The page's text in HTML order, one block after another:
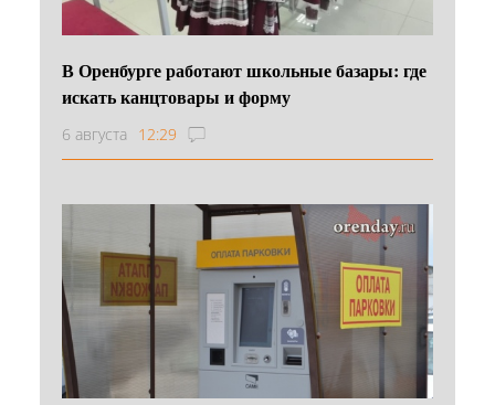
В Оренбурге работают школьные базары: где
искать канцтовары и форму
6 августа 12:29